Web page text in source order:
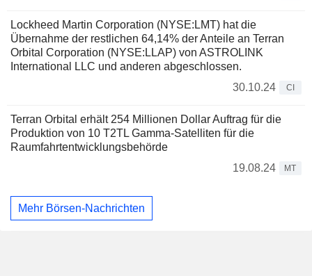
Lockheed Martin Corporation (NYSE:LMT) hat die
Übernahme der restlichen 64,14% der Anteile an Terran
Orbital Corporation (NYSE:LLAP) von ASTROLINK
International LLC und anderen abgeschlossen.
30.10.24
CI
Terran Orbital erhält 254 Millionen Dollar Auftrag für die
Produktion von 10 T2TL Gamma-Satelliten für die
Raumfahrtentwicklungsbehörde
19.08.24
MT
Mehr Börsen-Nachrichten